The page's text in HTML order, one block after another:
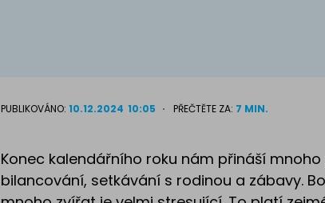
PUBLIKOVÁNO: 10.12.2024 10:05 PŘEČTĚTE ZA: 7 MIN.
Konec kalendářního roku nám přináší
bilancování, setkávání s rodinou a zábavy.